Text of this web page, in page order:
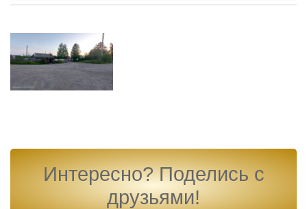
Интересно? Поделись с
друзьями!